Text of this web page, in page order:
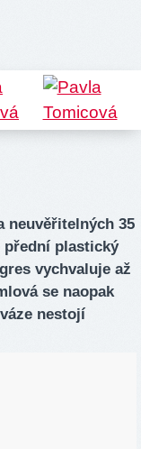
neuvěřitelných 35
přední plastický
vychvaluje až
se naopak
nestojí